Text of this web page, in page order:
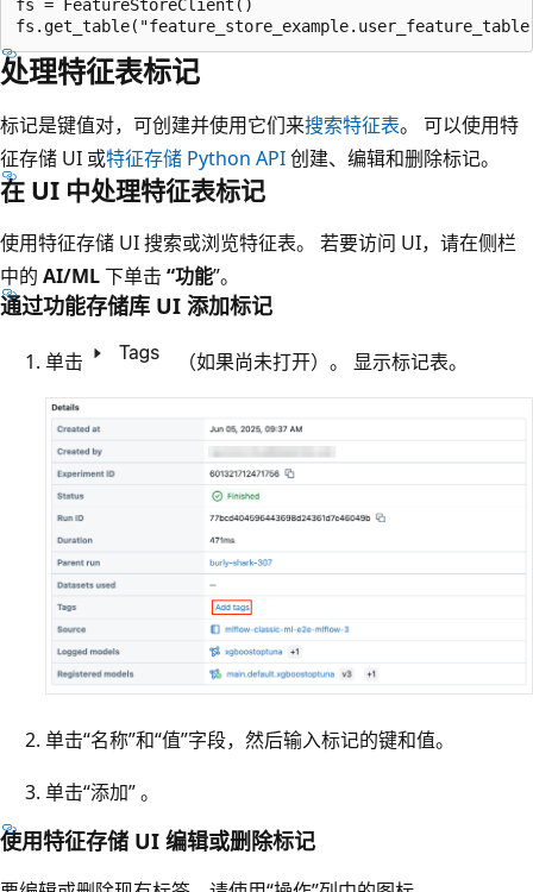
fs = FeatureStoreClient()
处理特征表标记
标记是键值对，可创建并使用它们来搜索特征表。 可以使用特
征存储 UI 或特征存储 Python API创建、编辑和删除标记。
在 UI 中处理特征表标记
使用特征存储 UI 搜索或浏览特征表。 若要访问 UI，请在侧栏
中的 AI/ML下单击 “功能”。
通过功能存储库 UI 添加标记
单击 （如果尚未打开）。 显示标记表。
单击“名称”和“值”字段，然后输入标记的键和值。
单击“添加” 。
使用特征存储 UI 编辑或删除标记